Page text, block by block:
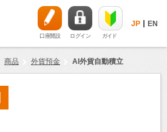
口座開設 ログイン ガイド
JP EN
商品 外貨預金 AI外貨自動積立